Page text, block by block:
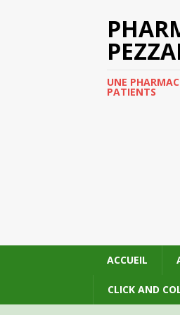
UNE
PATIENTS
ACCUEIL
CLICK AND